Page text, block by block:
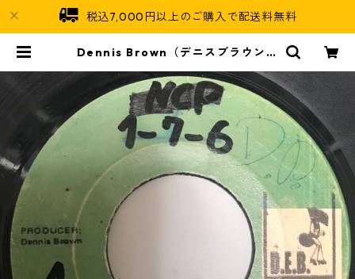
税込7,000円以上のご購入で配送料無料
Dennis Brown（デニスブラウン）
0763】 | Jamaican Soul